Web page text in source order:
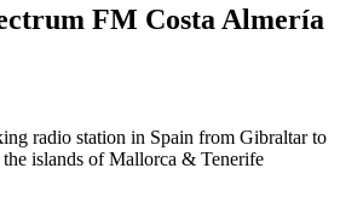
FM Costa Almería
radio station in Spain from Gibraltar to
islands of Mallorca & Tenerife